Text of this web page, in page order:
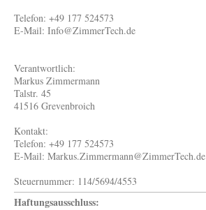
Telefon: +49 177 524573
E-Mail: Info@ZimmerTech.de
Verantwortlich:
Markus Zimmermann
Talstr. 45
41516 Grevenbroich
Kontakt:
Telefon: +49 177 524573
E-Mail: Markus.Zimmermann@ZimmerTech.de
Steuernummer: 114/5694/4553
Haftungsausschluss: